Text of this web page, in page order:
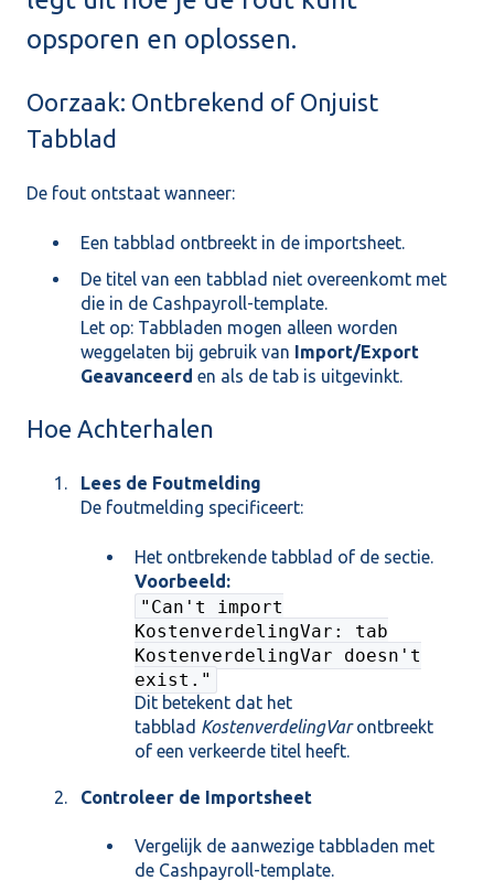
opsporen en oplossen.
Oorzaak: Ontbrekend of Onjuist
Tabblad
De fout ontstaat wanneer:
Een tabblad ontbreekt in de importsheet.
De titel van een tabblad niet overeenkomt met
die in de Cashpayroll-template.
Let op: Tabbladen mogen alleen worden
weggelaten bij gebruik van Import/Export
Geavanceerd en als de tab is uitgevinkt.
Hoe Achterhalen
Lees de Foutmelding
De foutmelding specificeert:
Het ontbrekende tabblad of de sectie.
Voorbeeld:
"Can't import
KostenverdelingVar: tab
KostenverdelingVar doesn't
exist."
Dit betekent dat het
tabblad KostenverdelingVarontbreekt
of een verkeerde titel heeft.
Controleer de Importsheet
Vergelijk de aanwezige tabbladen met
de Cashpayroll-template.